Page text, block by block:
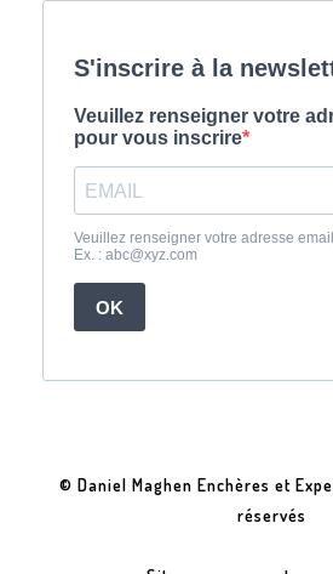
© Daniel Maghen Enchères et
réservés